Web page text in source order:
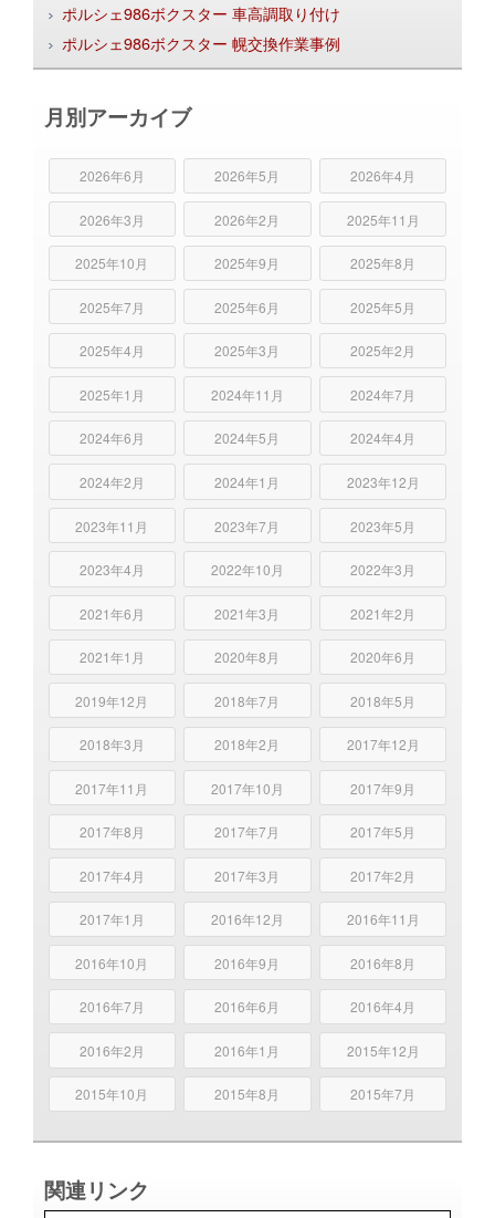
ポルシェ986ボクスター 車高調取り付け
ポルシェ986ボクスター 幌交換作業事例
月別アーカイブ
2026年6月 2026年5月 2026年4月
2026年3月 2026年2月 2025年11月
2025年10月 2025年9月 2025年8月
2025年7月 2025年6月 2025年5月
2025年4月 2025年3月 2025年2月
2025年1月 2024年11月 2024年7月
2024年6月 2024年5月 2024年4月
2024年2月 2024年1月 2023年12月
2023年11月 2023年7月 2023年5月
2023年4月 2022年10月 2022年3月
2021年6月 2021年3月 2021年2月
2021年1月 2020年8月 2020年6月
2019年12月 2018年7月 2018年5月
2018年3月 2018年2月 2017年12月
2017年11月 2017年10月 2017年9月
2017年8月 2017年7月 2017年5月
2017年4月 2017年3月 2017年2月
2017年1月 2016年12月 2016年11月
2016年10月 2016年9月 2016年8月
2016年7月 2016年6月 2016年4月
2016年2月 2016年1月 2015年12月
2015年10月 2015年8月 2015年7月
関連リンク